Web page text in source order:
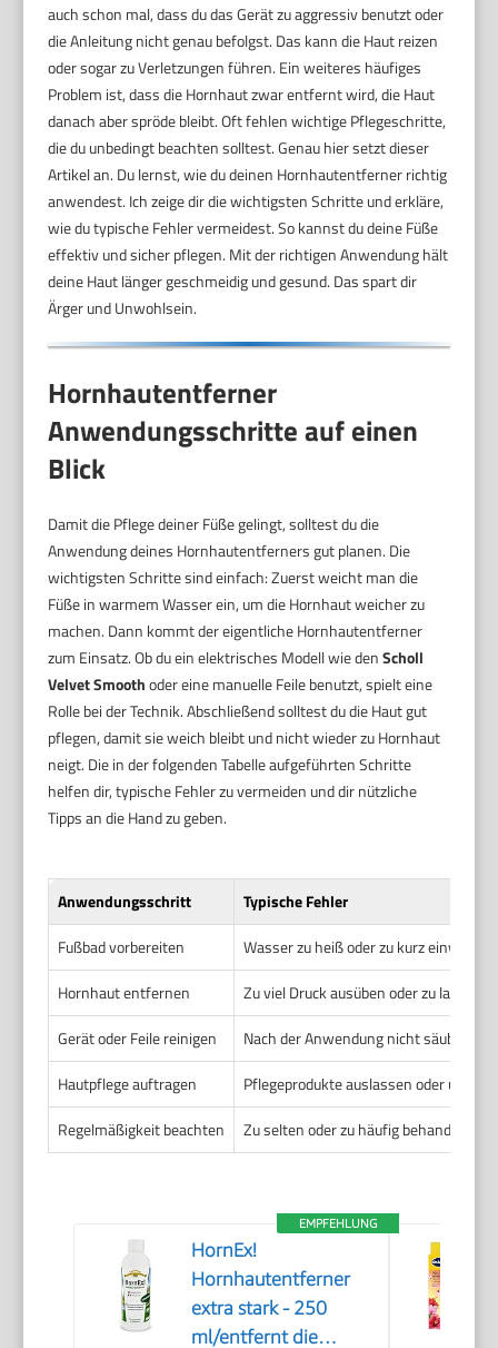
auch schon mal, dass du das Gerät zu aggressiv benutzt oder
die Anleitung nicht genau befolgst. Das kann die Haut reizen
oder sogar zu Verletzungen führen. Ein weiteres häufiges
Problem ist, dass die Hornhaut zwar entfernt wird, die Haut
danach aber spröde bleibt. Oft fehlen wichtige Pflegeschritte,
die du unbedingt beachten solltest. Genau hier setzt dieser
Artikel an. Du lernst, wie du deinen Hornhautentferner richtig
anwendest. Ich zeige dir die wichtigsten Schritte und erkläre,
wie du typische Fehler vermeidest. So kannst du deine Füße
effektiv und sicher pflegen. Mit der richtigen Anwendung hält
deine Haut länger geschmeidig und gesund. Das spart dir
Ärger und Unwohlsein.
Hornhautentferner
Anwendungsschritte auf einen
Blick
Damit die Pflege deiner Füße gelingt, solltest du die
Anwendung deines Hornhautentferners gut planen. Die
wichtigsten Schritte sind einfach: Zuerst weicht man die
Füße in warmem Wasser ein, um die Hornhaut weicher zu
machen. Dann kommt der eigentliche Hornhautentferner
zum Einsatz. Ob du ein elektrisches Modell wie denScholl
Velvet Smoothoder eine manuelle Feile benutzt, spielt eine
Rolle bei der Technik. Abschließend solltest du die Haut gut
pflegen, damit sie weich bleibt und nicht wieder zu Hornhaut
neigt. Die in der folgenden Tabelle aufgeführten Schritte
helfen dir, typische Fehler zu vermeiden und dir nützliche
Tipps an die Hand zu geben.
Anwendungsschritt
Typische Fehler
Fußbad vorbereiten
Wasser zu heiß oder zu kurz
Hornhaut entfernen
Zu viel Druck ausüben oder zu lange
Gerät oder Feile reinigen
Nach der Anwendung nicht säubern,
Hautpflege auftragen
Pflegeprodukte auslassen oder
Regelmäßigkeit beachten
Zu selten oder zu häufig behandeln
EMPFEHLUNG
HornEx!
Hornhautentferner
extra stark - 250
ml/entfernt die